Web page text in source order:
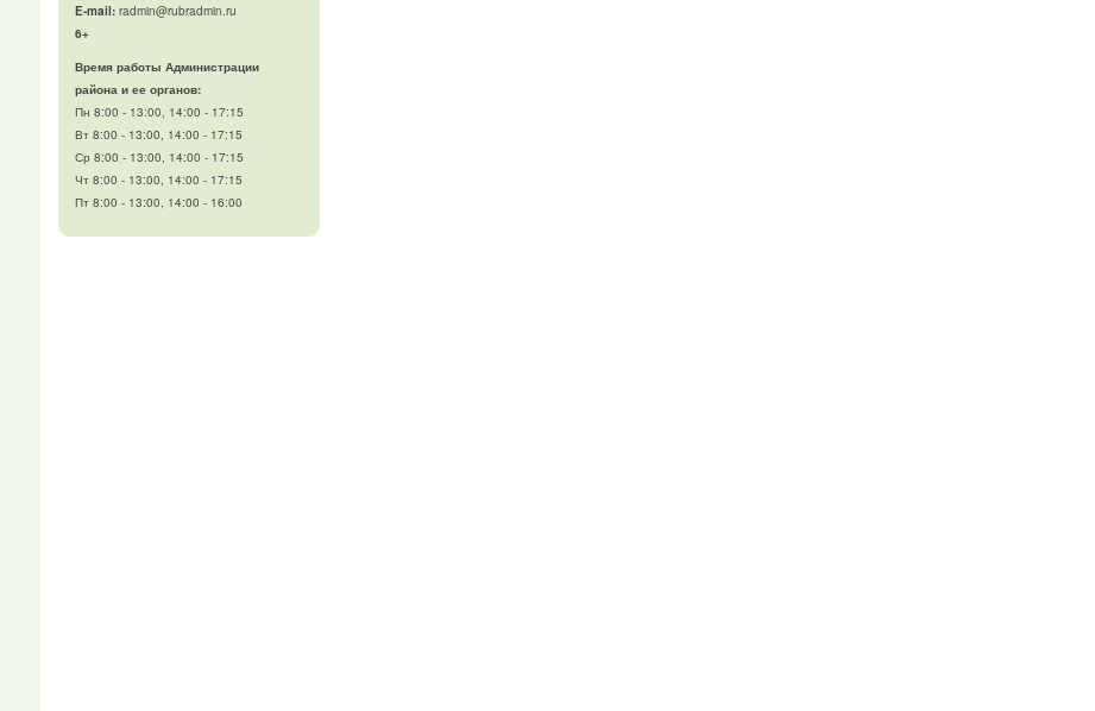
E-mail:radmin@rubradmin.ru
6+
Время работы Администрации
района и ее органов:
Пн 8:00 - 13:00, 14:00 - 17:15
Вт 8:00 - 13:00, 14:00 - 17:15
Ср 8:00 - 13:00, 14:00 - 17:15
Чт 8:00 - 13:00, 14:00 - 17:15
Пт 8:00 - 13:00, 14:00 - 16:00